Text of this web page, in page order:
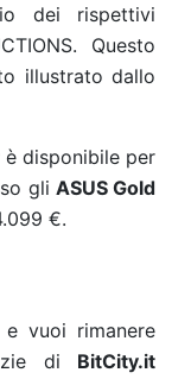
dei rispettivi
Questo
illustrato dallo
è disponibile per
gli ASUS Gold
€.
vuoi rimanere
di BitCity.it